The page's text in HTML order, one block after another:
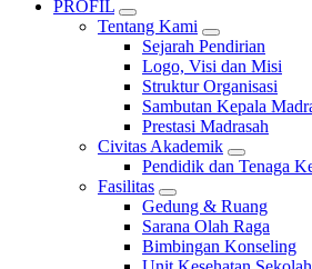
PROFIL
Tentang Kami
Sejarah Pendirian
Logo, Visi dan Misi
Struktur Organisasi
Sambutan Kepala
Prestasi Madrasah
Civitas Akademik
Pendidik dan Tenaga
Fasilitas
Gedung & Ruang
Sarana Olah Raga
Bimbingan Konseling